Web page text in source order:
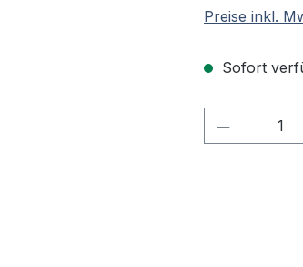
Preise inkl.
Sofort
Produkt